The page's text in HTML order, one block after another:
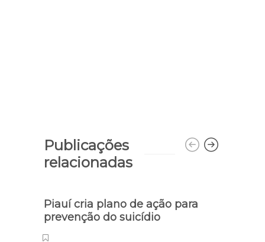
Publicações
relacionadas
Piauí cria plano de ação para
prevenção do suicídio